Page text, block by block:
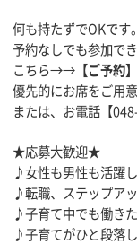
何も持たずでOKです。
予約なしでも参加でき
こちら→→ 【ご予約】
優先的にお席をご用
または、お電話【
★応募大歓迎★
♪女性も男性も活躍
♪転職、ステップア
♪子育て中でも働き
♪子育てがひと段落